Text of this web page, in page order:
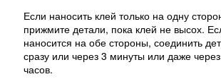
Если наносить клей только на одну
прижмите детали, пока клей не высох.
наносится на обе стороны, соединить
сразу или через 3 минуты или даже
часов.